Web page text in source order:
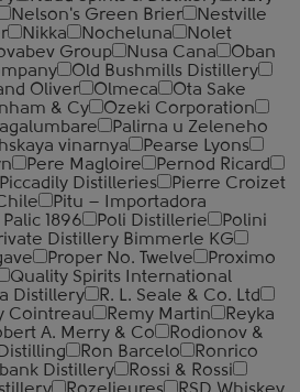
Nelson's Green Brier
Nestville
Nikka Nocheluna
Nolet
Group Nusa Cana
Oban
Old Bushmills Distillery
Oliver Olmeca
Ota Sake
& Cy
Ozeki Corporation
Palirna u Zeleneho
vinarnya
Pearse Lyons
Pere Magloire
Pernod Ricard
Piccadily Distilleries
Pierre Croizet
Pitu – Importadora
1896 Poli Distillerie
Polini
Distillery Bimmerle KG
Proper No. Twelve
Proximo
Quality Spirits International
Distillery
R. L. Seale & Co. Ltd
Cointreau Remy Martin
Reyka
A. Merry & Co
Rodionov &
Ron Barcelo
Ronrico
Distillery
Rossi & Rossi